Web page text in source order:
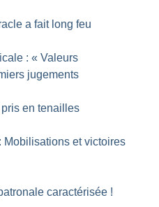
a fait long feu
: « Valeurs
jugements
pris en tenailles
Mobilisations et victoires
caractérisée !